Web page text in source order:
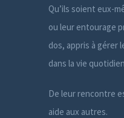
Qu’ils soient eux-
ou leur entourage
dos, appris à gérer
dans la vie
De leur rencontre
aide aux autres.